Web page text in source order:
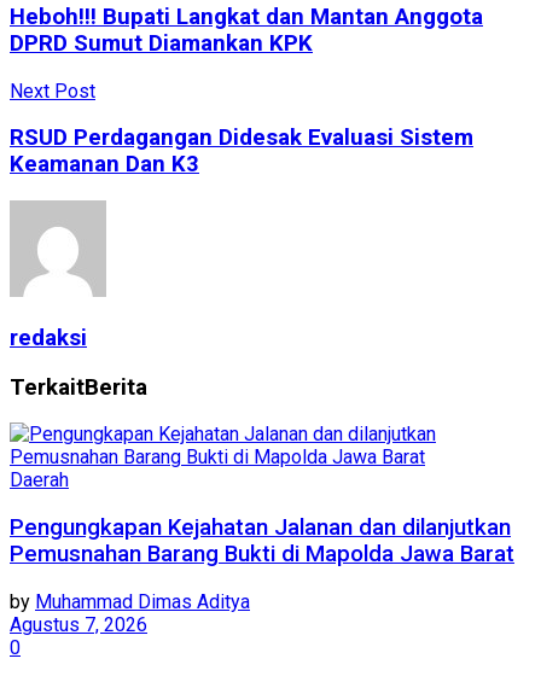
Heboh!!! Bupati Langkat dan Mantan Anggota
DPRD Sumut Diamankan KPK
Next Post
RSUD Perdagangan Didesak Evaluasi Sistem
Keamanan Dan K3
redaksi
TerkaitBerita
Daerah
Pengungkapan Kejahatan Jalanan dan dilanjutkan
Pemusnahan Barang Bukti di Mapolda Jawa Barat
by Muhammad Dimas Aditya
Agustus 7, 2026
0